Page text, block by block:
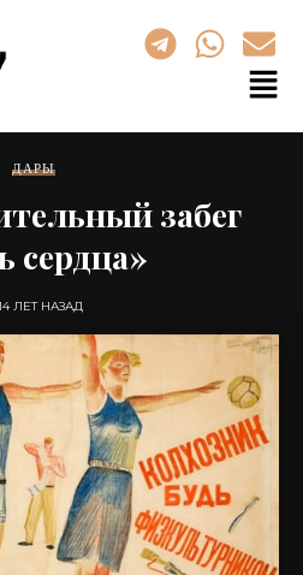
ДАРЫ
забег
сердца»
ЛЕТ НАЗАД